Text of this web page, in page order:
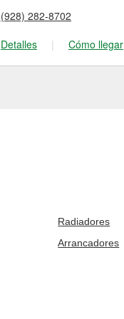
(928) 282-8702
Detalles
| Cómo llegar
Radiadores
Arrancadores